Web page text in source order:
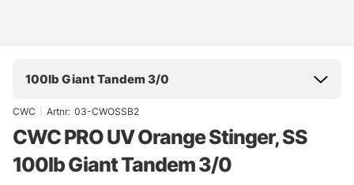
100lb Giant Tandem 3/0
CWC Artnr: 03-CWOSSB2
CWC PRO UV Orange Stinger, SS
100lb Giant Tandem 3/0